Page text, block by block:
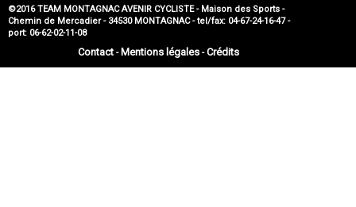
©2016 TEAM MONTAGNAC AVENIR CYCLISTE - Maison des Sports -
Chemin de Mercadier - 34530 MONTAGNAC - tel/fax: 04-67-24-16-47 -
port: 06-62-02-11-08
Contact- Mentions légales-Crédits